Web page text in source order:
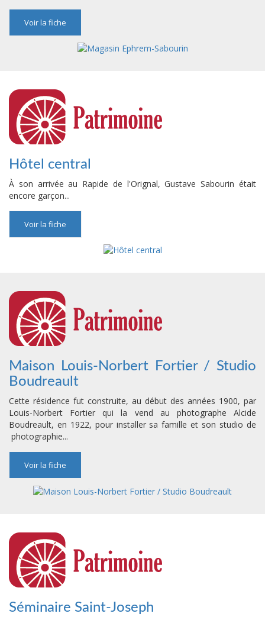
Voir la fiche
Hôtel central
À son arrivée au Rapide de l'Orignal, Gustave Sabourin était
encore garçon...
Voir la fiche
Maison Louis-Norbert Fortier / Studio
Boudreault
Cette résidence fut construite, au début des années 1900, par
Louis-Norbert Fortier qui la vend au photographe Alcide
Boudreault, en 1922, pour installer sa famille et son studio de
photographie...
Voir la fiche
Séminaire Saint-Joseph